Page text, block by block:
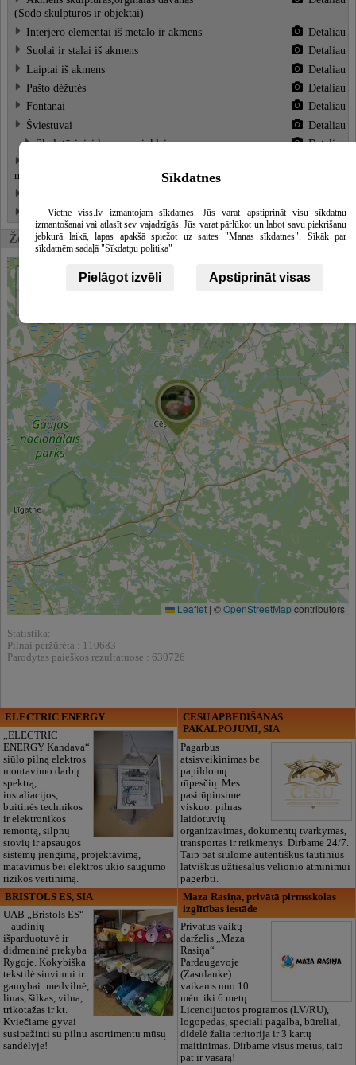
(Sodo skulptūros ir objektai)
Interjero elementai iš metalo ir akmens
Detaliau
Suolai ir stalai iš akmens
Detaliau
Laiptai iš akmens
Detaliau
Pašto dėžutės
Detaliau
Fontanai
Detaliau
Šviestuvai
Detaliau
Skulptūriniai kapų paminklai
Detaliau
natūralaus akmens)
Akmenų apdirbimas
Detaliau
Žemėlapis
Leaflet | ©OpenStreetMapcontributors
Statistika:
Pilnai peržūrėta : 110683
Parodytas paieškos rezultatuose : 630726
ELECTRIC ENERGY
„ELECTRIC
ENERGY Kandava“
siūlo pilną elektros
montavimo darbų
spektrą,
instaliacijos,
buitinės technikos
ir elektronikos
remontą, silpnų
srovių ir apsaugos
sistemų įrengimą, projektavimą,
matavimus bei elektros ūkio saugumo
rizikos vertinimą.
CĒSU APBEDĪŠANAS
PAKALPOJUMI, SIA
Pagarbus
atsisveikinimas be
papildomų
rūpesčių. Mes
pasirūpinsime
viskuo: pilnas
laidotuvių
organizavimas, dokumentų tvarkymas,
transportas ir reikmenys. Dirbame 24/7.
Taip pat siūlome autentiškus tautinius
latviškus užtiesalus velionio atminimui
pagerbti.
BRISTOLS ES, SIA
UAB „Bristols ES“
– audinių
išparduotuvė ir
didmeninė prekyba
Rygoje. Kokybiška
tekstilė siuvimui ir
gamybai: medvilnė,
linas, šilkas, vilna,
trikotažas ir kt.
Kviečiame gyvai
susipažinti su pilnu asortimentu mūsų
sandėlyje!
Maza Rasiņa, privātā pirmsskolas
izglītības iestāde
Privatus vaikų
darželis „Maza
Rasiņa“
Pardaugavoje
(Zasulauke)
vaikams nuo 10
mėn. iki 6 metų.
Licencijuotos programos (LV/RU),
logopedas, speciali pagalba, būreliai,
didelė žalia teritorija ir 3 kartų
maitinimas. Dirbame visus metus, taip
pat ir vasarą!
Sīkdatnes
Vietne viss.lv izmantojam sīkdatnes. Jūs varat apstiprināt visu sīkdatņu
izmantošanai vai atlasīt sev vajadzīgās. Jūs varat pārlūkot un labot savu piekrišanu
jebkurā laikā, lapas apakšā spiežot uz saites "Manas sīkdatnes". Sīkāk par
sīkdatnēm sadaļā "Sīkdatņu politika"
Pielāgot izvēli Apstiprināt visas